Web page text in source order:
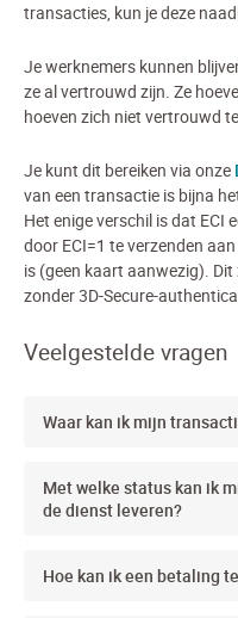
transacties, kun je deze
Je werknemers kunnen
ze al vertrouwd zijn. Ze
hoeven zich niet vertrouwd
Je kunt dit bereiken via onze
van een transactie is bijna
Het enige verschil is dat ECI
door ECI=1 te verzenden
is (geen kaart aanwezig).
zonder 3D-Secure-
Veelgestelde vragen
Waar kan ik mijn
Met welke status kan ik
de dienst leveren?
Hoe kan ik een betaling